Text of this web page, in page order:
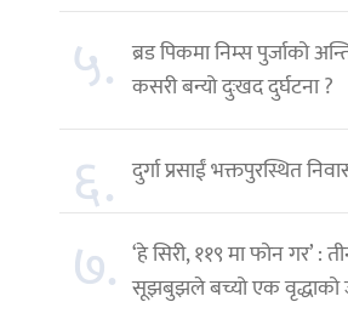
५. ब्रड पिकमा निम्स पुर्जाको
कसरी बन्यो दुःखद दुर्घटना ?
६. दुर्गा प्रसाईं भक्तपुरस्थित
७. ‘हे सिरी, ११९ मा फोन गर’ :
सूझबुझले बच्यो एक वृद्धाको